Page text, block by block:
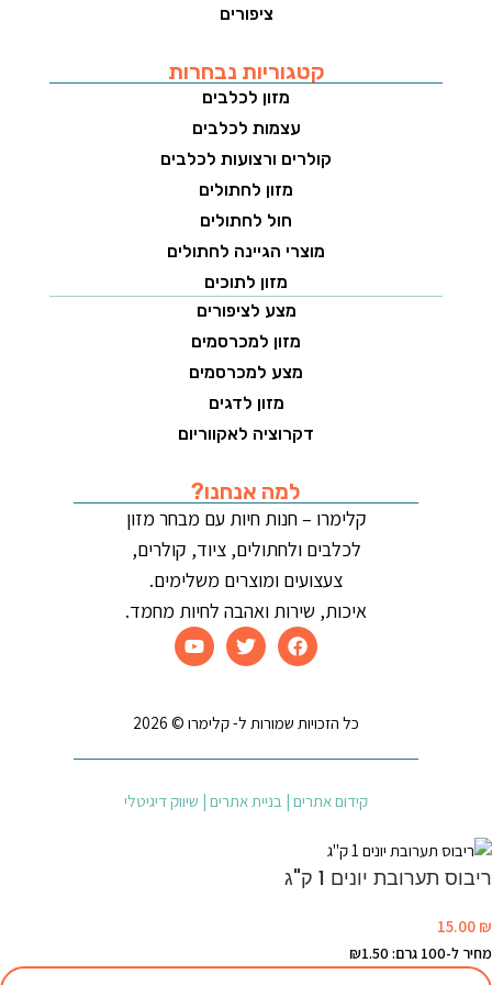
ציפורים
קטגוריות נבחרות
מזון לכלבים
עצמות לכלבים
קולרים ורצועות לכלבים
מזון לחתולים
חול לחתולים
מוצרי הגיינה לחתולים
מזון לתוכים
מצע לציפורים
מזון למכרסמים
מצע למכרסמים
מזון לדגים
דקרוציה לאקווריום
למה אנחנו?
קלימרו – חנות חיות עם מבחר מזון
לכלבים ולחתולים, ציוד, קולרים,
צעצועים ומוצרים משלימים.
איכות, שירות ואהבה לחיות מחמד.
כל הזכויות שמורות ל- קלימרו © 2026
קידום אתרים | בניית אתרים | שיווק דיגיטלי
ריבוס תערובת יונים 1 ק"ג
15.00 ₪
מחיר ל-100 גרם: ₪1.50